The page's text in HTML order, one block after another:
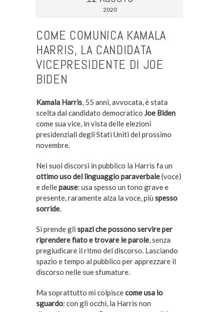
2020
COME COMUNICA KAMALA
HARRIS, LA CANDIDATA
VICEPRESIDENTE DI JOE
BIDEN
Kamala Harris, 55 anni, avvocata, è stata
scelta dal candidato democratico Joe Biden
come sua vice, in vista delle elezioni
presidenziali degli Stati Uniti del prossimo
novembre.
Nei suoi discorsi in pubblico la Harris fa un
ottimo uso del linguaggio paraverbale(voce)
e dellepause: usa spesso un tono grave e
presente, raramente alza la voce, più spesso
sorride.
Si prende gli spazi che possono servire per
riprendere fiato e trovare le parole, senza
pregiudicare il ritmo del discorso. Lasciando
spazio e tempo al pubblico per apprezzare il
discorso nelle sue sfumature.
Ma soprattutto mi colpiscecome usa lo
sguardo: con gli occhi, la Harris non